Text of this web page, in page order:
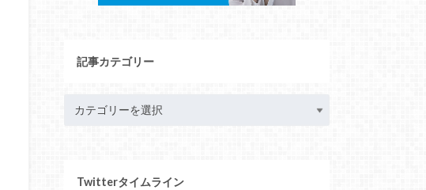
記事カテゴリー
Twitterタイムライン